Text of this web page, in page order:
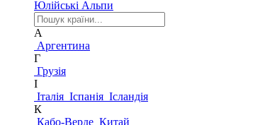
Юлійські Альпи
А
Аргентина
Г
Грузія
І
Італія Іспанія Ісландія
К
Кабо-Верде Китай